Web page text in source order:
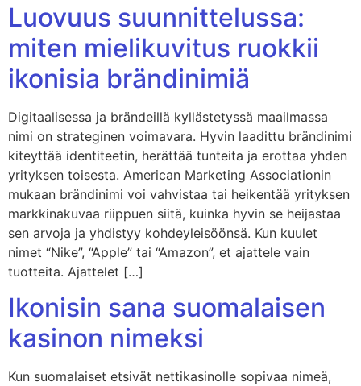
Luovuus suunnittelussa:
miten mielikuvitus ruokkii
ikonisia brändinimiä
Digitaalisessa ja brändeillä kyllästetyssä maailmassa
nimi on strateginen voimavara. Hyvin laadittu brändinimi
kiteyttää identiteetin, herättää tunteita ja erottaa yhden
yrityksen toisesta. American Marketing Associationin
mukaan brändinimi voi vahvistaa tai heikentää yrityksen
markkinakuvaa riippuen siitä, kuinka hyvin se heijastaa
sen arvoja ja yhdistyy kohdeyleisöönsä. Kun kuulet
nimet “Nike”, “Apple” tai “Amazon”, et ajattele vain
tuotteita. Ajattelet […]
Ikonisin sana suomalaisen
kasinon nimeksi
Kun suomalaiset etsivät nettikasinolle sopivaa nimeä,